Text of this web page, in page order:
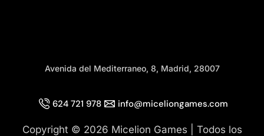
Avenida del Mediterraneo, 8, Madrid, 28007
Copyright © 2026 Micelion Games | Todos los
624 721 978 info@miceliongames.com